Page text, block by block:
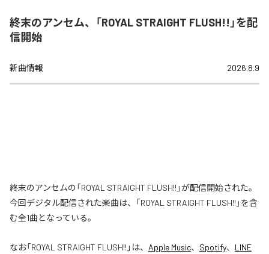
終末のアンセム、「ROYAL STRAIGHT FLUSH!!」を配
信開始
新曲情報 2026.8.9
終末のアンセムの「ROYAL STRAIGHT FLUSH!!」が配信開始された。
今回デジタル配信された楽曲は、「ROYAL STRAIGHT FLUSH!!」を含
む全1曲となっている。
なお「ROYAL STRAIGHT FLUSH!! 」は、 Apple Music、 Spotify、 LINE